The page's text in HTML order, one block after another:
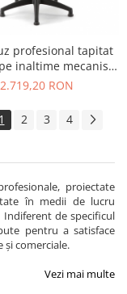
profesional tapitat
inaltime mecanism
NEW MALICE
2.719,20 RON
1 2 3 4
proiectate
în medii de lucru
Indiferent de specificul
pentru a satisface
comerciale.
Vezi mai multe